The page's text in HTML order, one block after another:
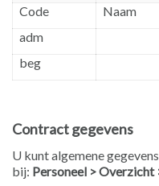
Code
Naam
adm
beg
Contract gegevens
U kunt algemene
bij: Personeel >